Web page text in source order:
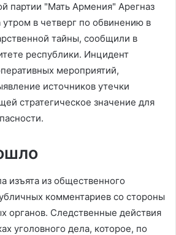
партии "Мать Армения" Арегназ
в четверг по обвинению в
тайны, сообщили в
республики. Инцидент
мероприятий,
источников утечки
стратегическое значение для
изъята из общественного
комментариев со стороны
органов. Следственные действия
уголовного дела, которое, по